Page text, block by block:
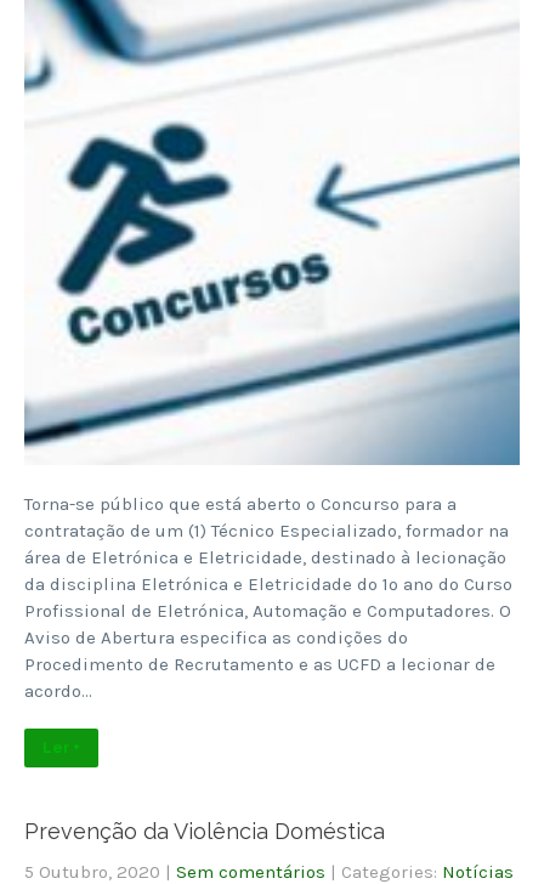
Torna-se público que está aberto o Concurso para a
contratação de um (1) Técnico Especializado, formador na
área de Eletrónica e Eletricidade, destinado à lecionação
da disciplina Eletrónica e Eletricidade do 1º ano do Curso
Profissional de Eletrónica, Automação e Computadores. O
Aviso de Abertura especifica as condições do
Procedimento de Recrutamento e as UCFD a lecionar de
acordo…
Ler +
Prevenção da Violência Doméstica
5 Outubro, 2020 | Sem comentários | Categories: Notícias